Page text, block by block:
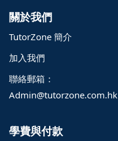
關於我們
TutorZone 簡介
加入我們
聯絡郵箱：
Admin@tutorzone.com.hk
學費與付款